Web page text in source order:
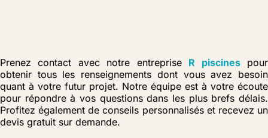
Prenez contact avec notre entreprise R piscinespour
obtenir tous les renseignements dont vous avez besoin
quant à votre futur projet. Notre équipe est à votre écoute
pour répondre à vos questions dans les plus brefs délais.
Profitez également de conseils personnalisés et recevez un
devis gratuit sur demande.